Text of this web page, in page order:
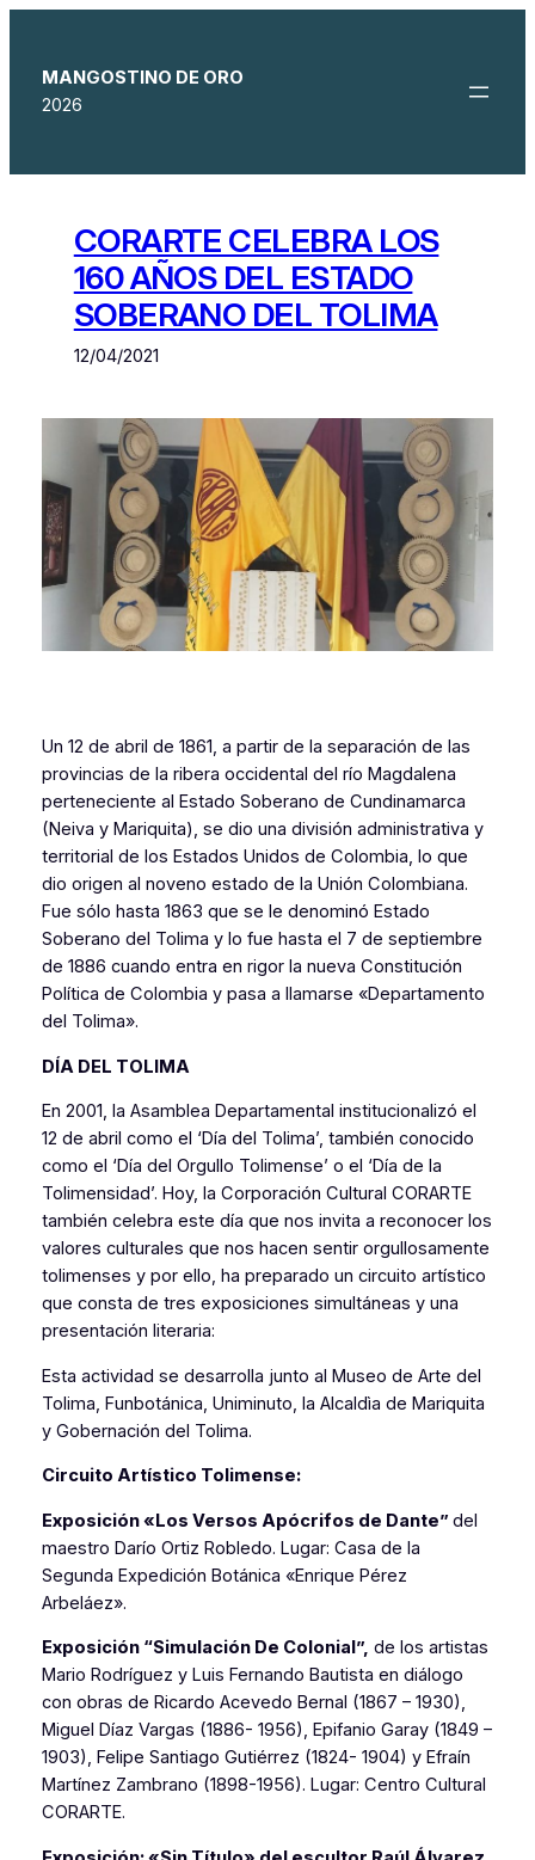
contenido
MANGOSTINO DE ORO
2026
CORARTE CELEBRA LOS
160 AÑOS DEL ESTADO
SOBERANO DEL TOLIMA
12/04/2021
Un 12 de abril de 1861, a partir de la separación de las
provincias de la ribera occidental del río Magdalena
perteneciente al Estado Soberano de Cundinamarca
(Neiva y Mariquita), se dio una división administrativa y
territorial de los Estados Unidos de Colombia, lo que
dio origen al noveno estado de la Unión Colombiana.
Fue sólo hasta 1863 que se le denominó Estado
Soberano del Tolima y lo fue hasta el 7 de septiembre
de 1886 cuando entra en rigor la nueva Constitución
Política de Colombia y pasa a llamarse «Departamento
del Tolima».
DÍA DEL TOLIMA
En 2001, la Asamblea Departamental institucionalizó el
12 de abril como el ‘Día del Tolima’, también conocido
como el ‘Día del Orgullo Tolimense’ o el ‘Día de la
Tolimensidad’. Hoy, la Corporación Cultural CORARTE
también celebra este día que nos invita a reconocer los
valores culturales que nos hacen sentir orgullosamente
tolimenses y por ello, ha preparado un circuito artístico
que consta de tres exposiciones simultáneas y una
presentación literaria:
Esta actividad se desarrolla junto al Museo de Arte del
Tolima, Funbotánica, Uniminuto, la Alcaldìa de Mariquita
y Gobernación del Tolima.
Circuito Artístico Tolimense:
Exposición «Los Versos Apócrifos de Dante” del
maestro Darío Ortiz Robledo. Lugar: Casa de la
Segunda Expedición Botánica «Enrique Pérez
Arbeláez».
Exposición “Simulación De Colonial”, de los artistas
Mario Rodríguez y Luis Fernando Bautista en diálogo
con obras de Ricardo Acevedo Bernal (1867 – 1930),
Miguel Díaz Vargas (1886- 1956), Epifanio Garay (1849 –
1903), Felipe Santiago Gutiérrez (1824- 1904) y Efraín
Martínez Zambrano (1898-1956). Lugar: Centro Cultural
CORARTE.